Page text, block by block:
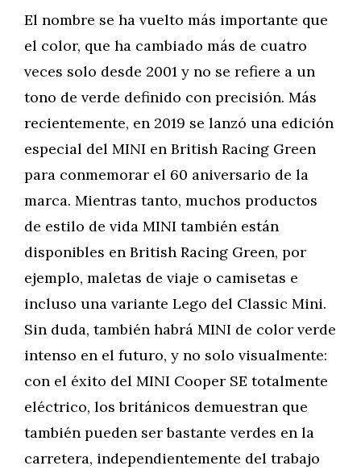
El nombre se ha vuelto más importante que
el color, que ha cambiado más de cuatro
veces solo desde 2001 y no se refiere a un
tono de verde definido con precisión. Más
recientemente, en 2019 se lanzó una edición
especial del MINI en British Racing Green
para conmemorar el 60 aniversario de la
marca. Mientras tanto, muchos productos
de estilo de vida MINI también están
disponibles en British Racing Green, por
ejemplo, maletas de viaje o camisetas e
incluso una variante Lego del Classic Mini.
Sin duda, también habrá MINI de color verde
intenso en el futuro, y no solo visualmente:
con el éxito del MINI Cooper SE totalmente
eléctrico, los británicos demuestran que
también pueden ser bastante verdes en la
carretera, independientemente del trabajo